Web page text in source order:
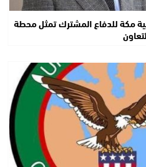
مكة للدفاع المشترك تمثل محطة